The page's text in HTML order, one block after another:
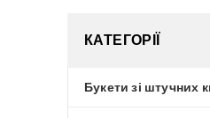
КАТЕГОРІЇ
Букети зі штучних